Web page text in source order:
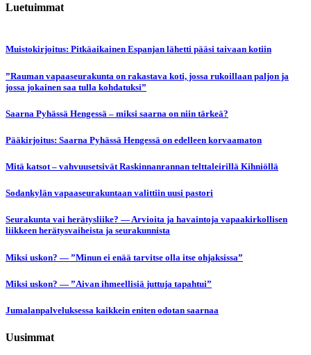
Luetuimmat
Muistokirjoitus: Pitkäaikainen Espanjan lähetti pääsi taivaan kotiin
”Rauman vapaaseurakunta on rakastava koti, jossa rukoillaan paljon ja
jossa jokainen saa tulla kohdatuksi”
Saarna Pyhässä Hengessä – miksi saarna on niin tärkeä?
Pääkirjoitus: Saarna Pyhässä Hengessä on edelleen korvaamaton
Mitä katsot – vahvuusetsivät Raskinnanrannan telttaleirillä Kihniöllä
Sodankylän vapaaseurakuntaan valittiin uusi pastori
Seurakunta vai herätysliike? — Arvioita ja havaintoja vapaakirkollisen
liikkeen herätysvaiheista ja seurakunnista
Miksi uskon? — ”Minun ei enää tarvitse olla itse ohjaksissa”
Miksi uskon? — ”Aivan ihmeellisiä juttuja tapahtui”
Jumalanpalveluksessa kaikkein eniten odotan saarnaa
Uusimmat